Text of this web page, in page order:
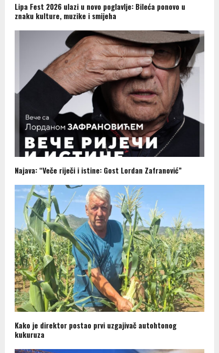
Lipa Fest 2026 ulazi u novo poglavlje: Bileća ponovo u
znaku kulture, muzike i smijeha
Najava: “Veče riječi i istine: Gost Lordan Zafranović”
Kako je direktor postao prvi uzgajivač autohtonog
kukuruza